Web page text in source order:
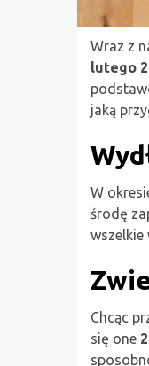
Wraz z
lutego
jaką
W
środę
wszelkie
Chcąc
się one